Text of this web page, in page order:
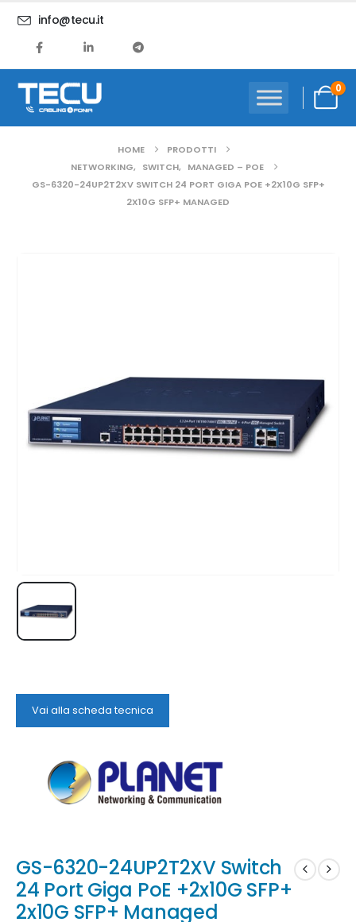
info@tecu.it
0
HOME
PRODOTTI
NETWORKING, SWITCH, MANAGED – POE
GS-6320-24UP2T2XV SWITCH 24 PORT GIGA POE +2X10G SFP+
2X10G SFP+ MANAGED
Vai alla scheda tecnica
GS-6320-24UP2T2XV Switch
24 Port Giga PoE +2x10G SFP+
2x10G SFP+ Managed